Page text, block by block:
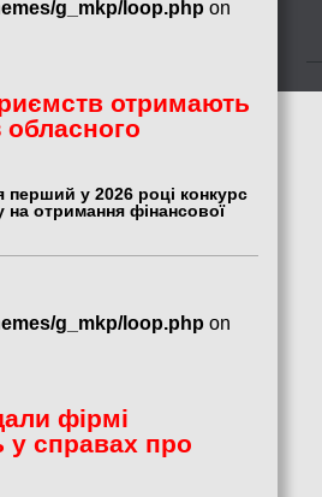
g_mkp/loop.php on
отримають
обласного
перший у 2026 році конкурс
на отримання фінансової
g_mkp/loop.php on
фірмі
у справах про